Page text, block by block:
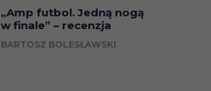
„Amp futbol. Jedną nogą
w finale” – recenzja
BARTOSZ BOLESŁAWSKI